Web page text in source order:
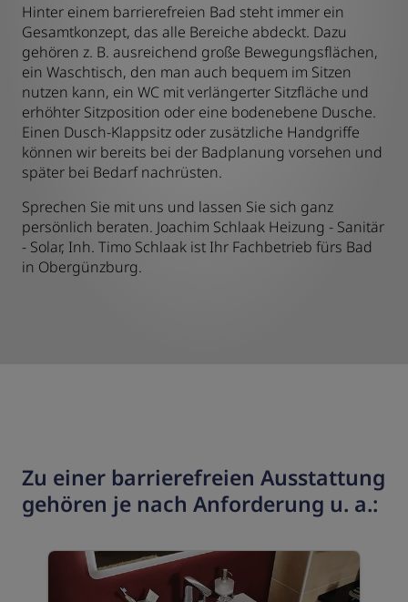
Hinter einem barrierefreien Bad steht immer ein
Gesamtkonzept, das alle Bereiche abdeckt. Dazu
gehören z. B. ausreichend große Bewegungsflächen,
ein Waschtisch, den man auch bequem im Sitzen
nutzen kann, ein WC mit verlängerter Sitzfläche und
erhöhter Sitzposition oder eine bodenebene Dusche.
Einen Dusch-Klappsitz oder zusätzliche Handgriffe
können wir bereits bei der Badplanung vorsehen und
später bei Bedarf nachrüsten.
Sprechen Sie mit uns und lassen Sie sich ganz
persönlich beraten. Joachim Schlaak Heizung - Sanitär
- Solar, Inh. Timo Schlaak ist Ihr Fachbetrieb fürs Bad
in Obergünzburg.
Zu einer barrierefreien Ausstattung
gehören je nach Anforderung u. a.: